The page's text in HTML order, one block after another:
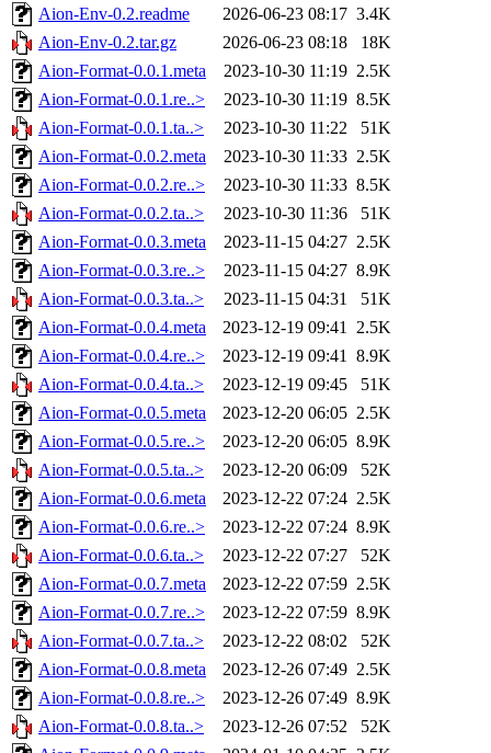
Aion-Env-0.2.readme
2026-06-23 08:17 3.4K
Aion-Env-0.2.tar.gz
2026-06-23 08:18
18K
Aion-Format-0.0.1.meta
2023-10-30 11:19 2.5K
Aion-Format-0.0.1.re..>
2023-10-30 11:19 8.5K
Aion-Format-0.0.1.ta..>
2023-10-30 11:22
51K
Aion-Format-0.0.2.meta
2023-10-30 11:33 2.5K
Aion-Format-0.0.2.re..>
2023-10-30 11:33 8.5K
Aion-Format-0.0.2.ta..>
2023-10-30 11:36
51K
Aion-Format-0.0.3.meta
2023-11-15 04:27 2.5K
Aion-Format-0.0.3.re..>
2023-11-15 04:27 8.9K
Aion-Format-0.0.3.ta..>
2023-11-15 04:31
51K
Aion-Format-0.0.4.meta
2023-12-19 09:41 2.5K
Aion-Format-0.0.4.re..>
2023-12-19 09:41 8.9K
Aion-Format-0.0.4.ta..>
2023-12-19 09:45
51K
Aion-Format-0.0.5.meta
2023-12-20 06:05 2.5K
Aion-Format-0.0.5.re..>
2023-12-20 06:05 8.9K
Aion-Format-0.0.5.ta..>
2023-12-20 06:09
52K
Aion-Format-0.0.6.meta
2023-12-22 07:24 2.5K
Aion-Format-0.0.6.re..>
2023-12-22 07:24 8.9K
Aion-Format-0.0.6.ta..>
2023-12-22 07:27
52K
Aion-Format-0.0.7.meta
2023-12-22 07:59 2.5K
Aion-Format-0.0.7.re..>
2023-12-22 07:59 8.9K
Aion-Format-0.0.7.ta..>
2023-12-22 08:02
52K
Aion-Format-0.0.8.meta
2023-12-26 07:49 2.5K
Aion-Format-0.0.8.re..>
2023-12-26 07:49 8.9K
Aion-Format-0.0.8.ta..>
2023-12-26 07:52
52K